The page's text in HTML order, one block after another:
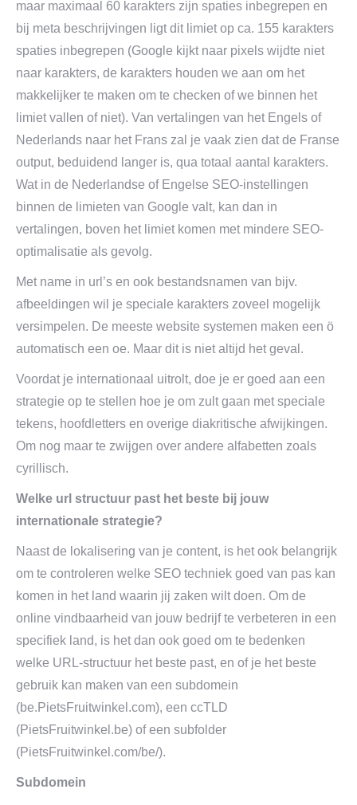
maar maximaal 60 karakters zijn spaties inbegrepen en
bij meta beschrijvingen ligt dit limiet op ca. 155 karakters
spaties inbegrepen (Google kijkt naar pixels wijdte niet
naar karakters, de karakters houden we aan om het
makkelijker te maken om te checken of we binnen het
limiet vallen of niet). Van vertalingen van het Engels of
Nederlands naar het Frans zal je vaak zien dat de Franse
output, beduidend langer is, qua totaal aantal karakters.
Wat in de Nederlandse of Engelse SEO-instellingen
binnen de limieten van Google valt, kan dan in
vertalingen, boven het limiet komen met mindere SEO-
optimalisatie als gevolg.
Met name in url’s en ook bestandsnamen van bijv.
afbeeldingen wil je speciale karakters zoveel mogelijk
versimpelen. De meeste website systemen maken een ö
automatisch een oe. Maar dit is niet altijd het geval.
Voordat je internationaal uitrolt, doe je er goed aan een
strategie op te stellen hoe je om zult gaan met speciale
tekens, hoofdletters en overige diakritische afwijkingen.
Om nog maar te zwijgen over andere alfabetten zoals
cyrillisch.
Welke url structuur past het beste bij jouw
internationale strategie?
Naast de lokalisering van je content, is het ook belangrijk
om te controleren welke SEO techniek goed van pas kan
komen in het land waarin jij zaken wilt doen. Om de
online vindbaarheid van jouw bedrijf te verbeteren in een
specifiek land, is het dan ook goed om te bedenken
welke URL-structuur het beste past, en of je het beste
gebruik kan maken van een subdomein
(be.PietsFruitwinkel.com), een ccTLD
(PietsFruitwinkel.be) of een subfolder
(PietsFruitwinkel.com/be/).
Subdomein